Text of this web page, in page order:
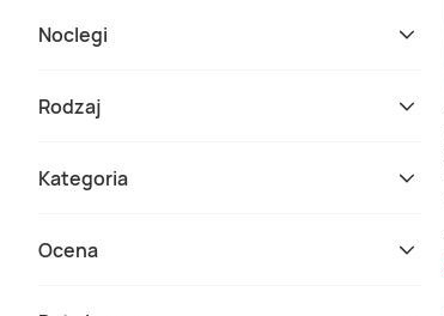
Noclegi
Rodzaj
Kategoria
Ocena